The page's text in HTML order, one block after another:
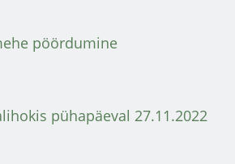
pöördumine
pühapäeval 27.11.2022